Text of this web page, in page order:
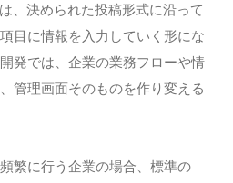
、決められた投稿形式に沿って
目に情報を入力していく形にな
発では、企業の業務フローや情
管理画面そのものを作り変える
繁に行う企業の場合、標準の